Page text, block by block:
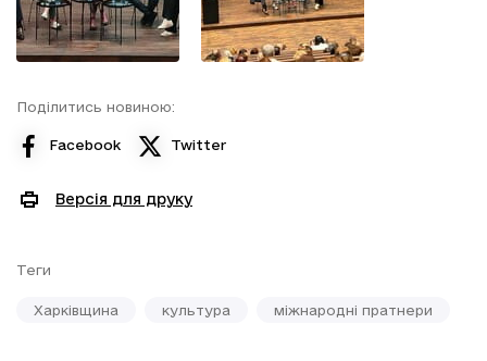
Поділитись новиною:
Facebook Twitter
Версія для друку
Теги
Харківщина культура міжнародні пратнери